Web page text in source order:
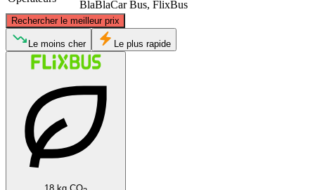
BlaBlaCar Bus, FlixBus
Rechercher le meilleur prix
Tours
©CARTO
Le moins cher Le plus rapide